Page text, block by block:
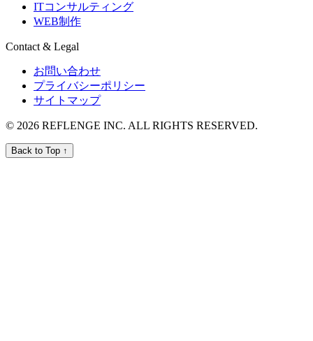
ITコンサルティング
WEB制作
Contact & Legal
お問い合わせ
プライバシーポリシー
サイトマップ
© 2026 REFLENGE INC. ALL RIGHTS RESERVED.
Back to Top ↑